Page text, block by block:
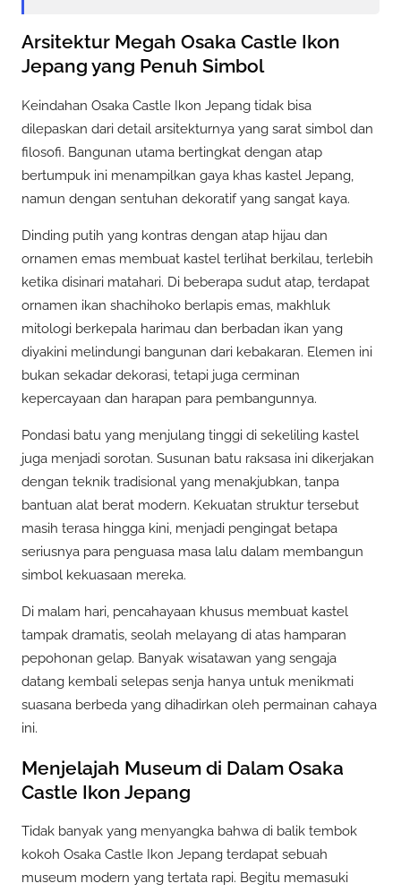
Arsitektur Megah Osaka Castle Ikon
Jepang yang Penuh Simbol
Keindahan Osaka Castle Ikon Jepang tidak bisa
dilepaskan dari detail arsitekturnya yang sarat simbol dan
filosofi. Bangunan utama bertingkat dengan atap
bertumpuk ini menampilkan gaya khas kastel Jepang,
namun dengan sentuhan dekoratif yang sangat kaya.
Dinding putih yang kontras dengan atap hijau dan
ornamen emas membuat kastel terlihat berkilau, terlebih
ketika disinari matahari. Di beberapa sudut atap, terdapat
ornamen ikan shachihoko berlapis emas, makhluk
mitologi berkepala harimau dan berbadan ikan yang
diyakini melindungi bangunan dari kebakaran. Elemen ini
bukan sekadar dekorasi, tetapi juga cerminan
kepercayaan dan harapan para pembangunnya.
Pondasi batu yang menjulang tinggi di sekeliling kastel
juga menjadi sorotan. Susunan batu raksasa ini dikerjakan
dengan teknik tradisional yang menakjubkan, tanpa
bantuan alat berat modern. Kekuatan struktur tersebut
masih terasa hingga kini, menjadi pengingat betapa
seriusnya para penguasa masa lalu dalam membangun
simbol kekuasaan mereka.
Di malam hari, pencahayaan khusus membuat kastel
tampak dramatis, seolah melayang di atas hamparan
pepohonan gelap. Banyak wisatawan yang sengaja
datang kembali selepas senja hanya untuk menikmati
suasana berbeda yang dihadirkan oleh permainan cahaya
ini.
Menjelajah Museum di Dalam Osaka
Castle Ikon Jepang
Tidak banyak yang menyangka bahwa di balik tembok
kokoh Osaka Castle Ikon Jepang terdapat sebuah
museum modern yang tertata rapi. Begitu memasuki